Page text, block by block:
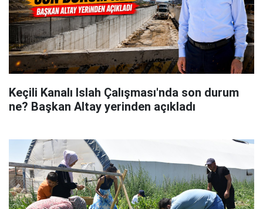
Keçili Kanalı Islah Çalışması'nda son durum
ne? Başkan Altay yerinden açıkladı